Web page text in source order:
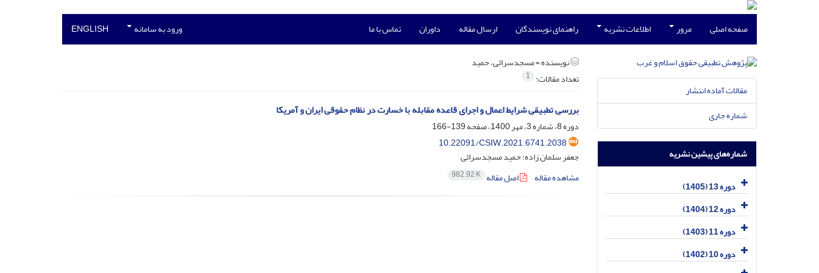
صفحه اصلی مرور اطلاعات نشریه راهنمای نویسندگان ارسال مقاله داوران تماس با ما ورود به سامانه ENGLISH
نویسنده =مسجدسرائی، حمید
تعداد مقالات: 1
بررسی تطبیقی شرایط اعمال و اجرای قاعده مقابله با خسارت در نظام حقوقی ایران و آمریکا
دوره 8، شماره 3، مهر 1400، صفحه
139-166
10.22091/CSIW.2021.6741.2038
جعفر سلمان زاده؛ حمید مسجدسرائی
مشاهده مقاله
اصل مقاله 982.92 K
مقالات آماده انتشار
شماره جاری
شماره‌های پیشین نشریه
دوره 13 (1405)
دوره 12 (1404)
دوره 11 (1403)
دوره 10 (1402)